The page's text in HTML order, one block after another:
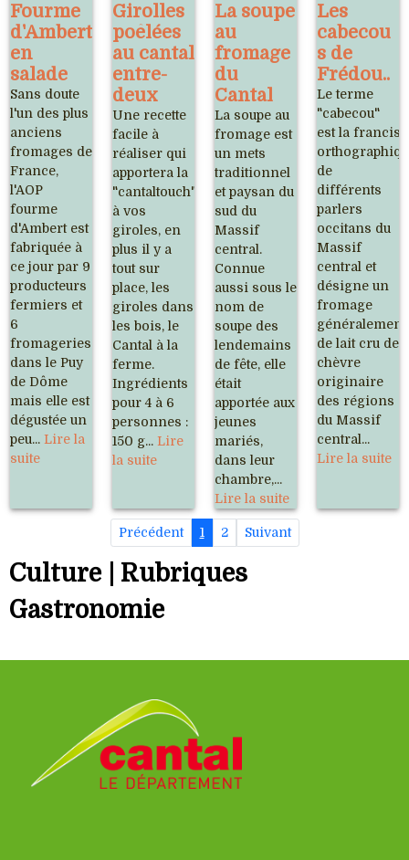
Fourme
d'Ambert
en
salade
Sans doute
l'un des plus
anciens
fromages de
France,
l'AOP
fourme
d'Ambert est
fabriquée à
ce jour par 9
producteurs
fermiers et
6
fromageries
dans le Puy
de Dôme
mais elle est
dégustée un
peu... Lire la
suite
Girolles
poêlées
au cantal
entre-
deux
Une recette
facile à
réaliser qui
apportera la
"cantaltouch"
à vos
giroles, en
plus il y a
tout sur
place, les
giroles dans
les bois, le
Cantal à la
ferme.
Ingrédients
pour 4 à 6
personnes :
150 g... Lire
la suite
La soupe
au
fromage
du
Cantal
La soupe au
fromage est
un mets
traditionnel
et paysan du
sud du
Massif
central.
Connue
aussi sous le
nom de
soupe des
lendemains
de fête, elle
était
apportée aux
jeunes
mariés,
dans leur
chambre,...
Lire la suite
Les
cabecou
s de
Frédou..
Le terme
"cabecou"
est la
de
différents
parlers
occitans du
Massif
central et
désigne un
fromage
généralement
de lait cru de
chèvre
originaire
des régions
du Massif
central...
Lire la suite
Précédent 1 2 Suivant
Culture | Rubriques
Gastronomie